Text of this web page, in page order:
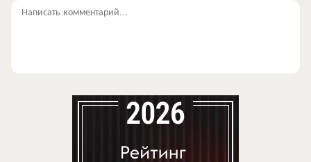
Написать комментарий...